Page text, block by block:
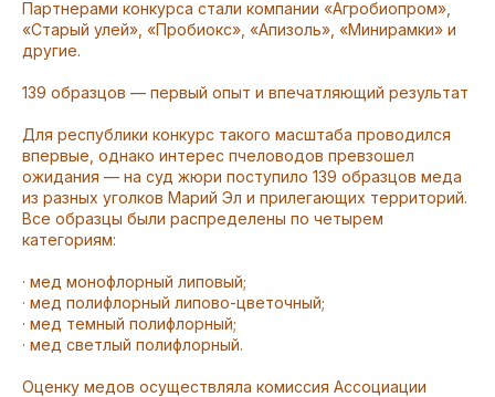
Партнерами конкурса стали компании «Агробиопром»,
«Старый улей», «Пробиокс», «Апизоль», «Минирамки» и
другие.
139 образцов — первый опыт и впечатляющий результат
Для республики конкурс такого масштаба проводился
впервые, однако интерес пчеловодов превзошел
ожидания — на суд жюри поступило 139 образцов меда
из разных уголков Марий Эл и прилегающих территорий.
Все образцы были распределены по четырем
категориям:
· мед монофлорный липовый;
· мед полифлорный липово-цветочный;
· мед темный полифлорный;
· мед светлый полифлорный.
Оценку медов осуществляла комиссия Ассоциации